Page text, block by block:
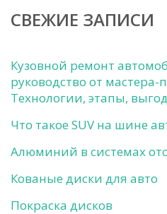
СВЕЖИЕ ЗАПИСИ
Кузовной ремонт
руководство от мастера-
Технологии, этапы,
Что такое SUV на шине
Алюминий в системах
Кованые диски для авто
Покраска дисков